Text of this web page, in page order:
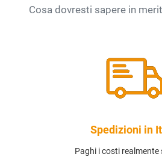
Cosa dovresti sapere in
Spedizioni in
Paghi i costi realmente